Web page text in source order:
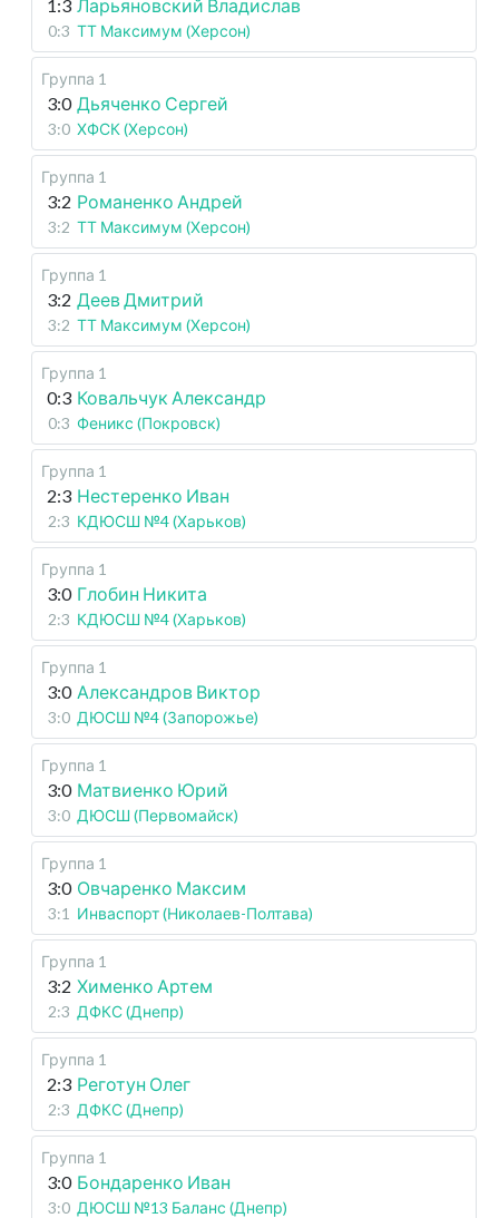
1:3 Ларьяновский Владислав
0:3 ТТ Максимум (Херсон)
Группа 1
3:0 Дьяченко Сергей
3:0 ХФСК (Херсон)
Группа 1
3:2 Романенко Андрей
3:2 ТТ Максимум (Херсон)
Группа 1
3:2 Деев Дмитрий
3:2 ТТ Максимум (Херсон)
Группа 1
0:3 Ковальчук Александр
0:3 Феникс (Покровск)
Группа 1
2:3 Нестеренко Иван
2:3 КДЮСШ №4 (Харьков)
Группа 1
3:0 Глобин Никита
2:3 КДЮСШ №4 (Харьков)
Группа 1
3:0 Александров Виктор
3:0 ДЮСШ №4 (Запорожье)
Группа 1
3:0 Матвиенко Юрий
3:0 ДЮСШ (Первомайск)
Группа 1
3:0 Овчаренко Максим
3:1 Инваспорт (Николаев-Полтава)
Группа 1
3:2 Хименко Артем
2:3 ДФКС (Днепр)
Группа 1
2:3 Реготун Олег
2:3 ДФКС (Днепр)
Группа 1
3:0 Бондаренко Иван
3:0 ДЮСШ №13 Баланс (Днепр)